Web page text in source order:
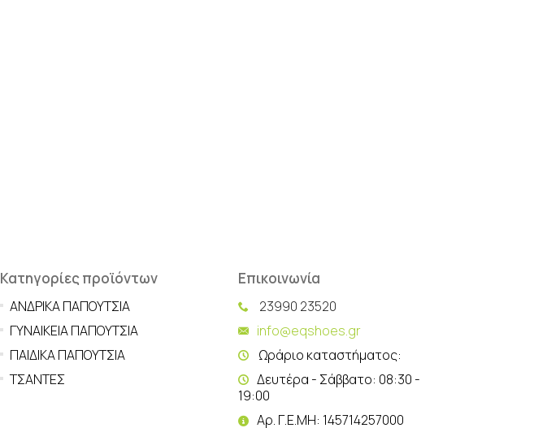
Κατηγορίες προϊόντων
ΑΝΔΡΙΚΑ ΠΑΠΟΥΤΣΙΑ
ΓΥΝΑΙΚΕΙΑ ΠΑΠΟΥΤΣΙΑ
ΠΑΙΔΙΚΑ ΠΑΠΟΥΤΣΙΑ
ΤΣΑΝΤΕΣ
Επικοινωνία
23990 23520
info@eqshoes.gr
Ωράριο καταστήματος:
Δευτέρα - Σάββατο: 08:30 -
19:00
Αρ. Γ.Ε.ΜΗ: 145714257000